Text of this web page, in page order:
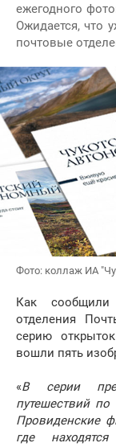
ежегодного
Ожидается, что
почтовые
Фото: коллаж ИА
Как сообщили
отделения
серию
вошли пять
«В серии
путешествий по
Провиденские
где